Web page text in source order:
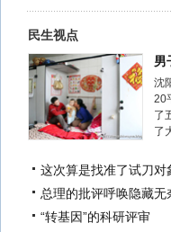
民生视点
男
沈
20
了
了
这次算是找准了试刀对
总理的批评呼唤隐藏无
“转基因”的科研评审